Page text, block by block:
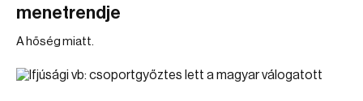
menetrendje
A hőség miatt.